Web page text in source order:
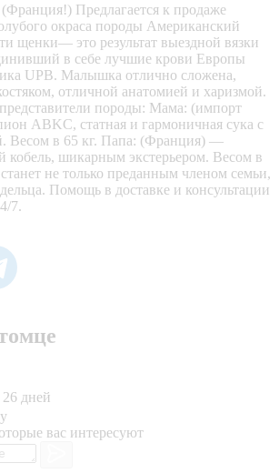
Предлагается к продаже
окраса породы Американский
щенки— это результат выездной вязки
в себе лучшие крови Европы
UPB. Малышка отлично сложена,
отличной анатомией и харизмой.
породы: Мама: (импорт
ABKC, статная и гармоничная сука с
Весом в 65 кг. Папа: (Франция) —
шикарным экстерьером. Весом в
не только преданным членом семьи,
Помощь в доставке и консультации
7.
26 дней
вас интересуют